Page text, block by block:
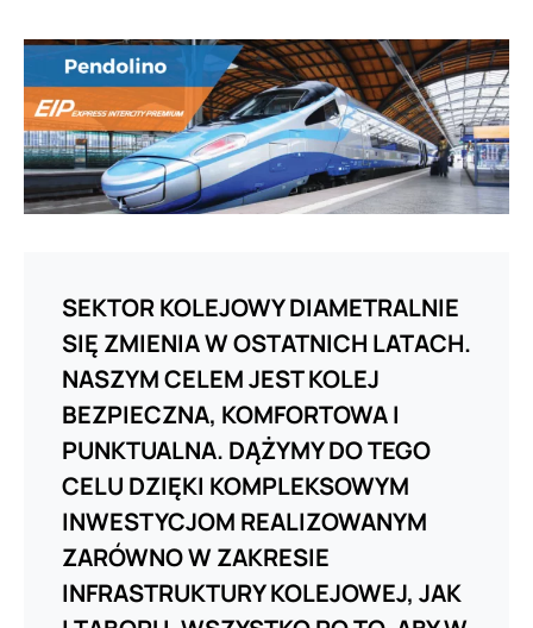
SEKTOR KOLEJOWY DIAMETRALNIE
SIĘ ZMIENIA W OSTATNICH LATACH.
NASZYM CELEM JEST KOLEJ
BEZPIECZNA, KOMFORTOWA I
PUNKTUALNA. DĄŻYMY DO TEGO
CELU DZIĘKI KOMPLEKSOWYM
INWESTYCJOM REALIZOWANYM
ZARÓWNO W ZAKRESIE
INFRASTRUKTURY KOLEJOWEJ, JAK